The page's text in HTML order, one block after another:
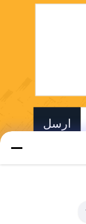
ارسل
Shenzhen